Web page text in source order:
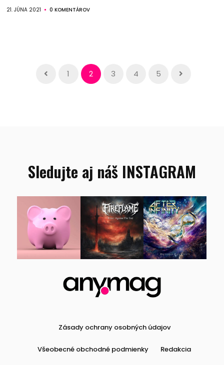
21. JÚNA 2021 0 KOMENTÁROV
1 2 3 4 5
Sledujte aj náš INSTAGRAM
Zásady ochrany osobných údajov
Všeobecné obchodné podmienky Redakcia